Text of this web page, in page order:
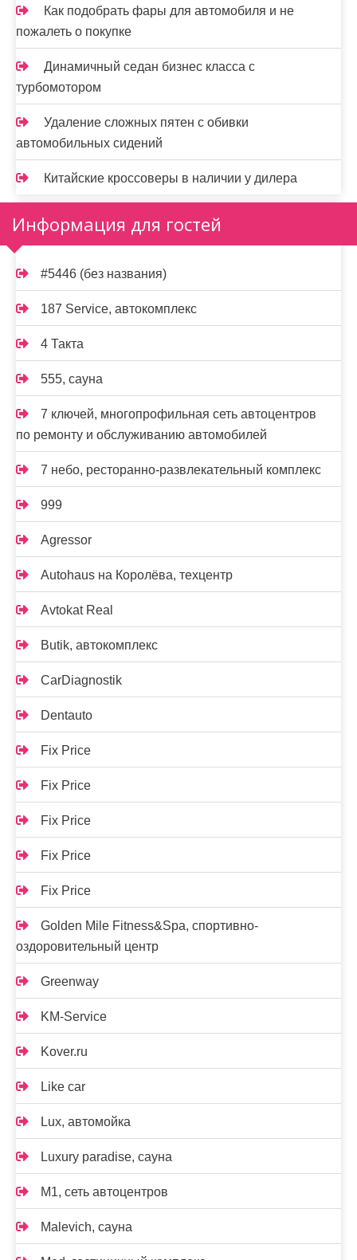
Как подобрать фары для автомобиля и не
пожалеть о покупке
Динамичный седан бизнес класса с
турбомотором
Удаление сложных пятен с обивки
автомобильных сидений
Китайские кроссоверы в наличии у дилера
Информация для гостей
#5446 (без названия)
187 Service, автокомплекс
4 Такта
555, сауна
7 ключей, многопрофильная сеть автоцентров
по ремонту и обслуживанию автомобилей
7 небо, ресторанно-развлекательный комплекс
999
Agressor
Autohaus на Королёва, техцентр
Avtokat Real
Butik, автокомплекс
CarDiagnostik
Dentauto
Fix Price
Fix Price
Fix Price
Fix Price
Fix Price
Golden Mile Fitness&Spa, спортивно-
оздоровительный центр
Greenway
KM-Service
Kover.ru
Like car
Lux, автомойка
Luxury paradise, сауна
M1, сеть автоцентров
Malevich, сауна